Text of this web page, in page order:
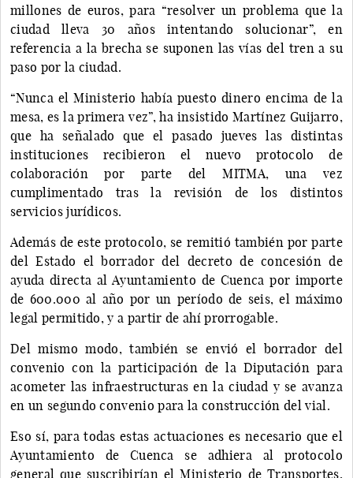
millones de euros, para “resolver un problema que la
ciudad lleva 30 años intentando solucionar”, en
referencia a la brecha se suponen las vías del tren a su
paso por la ciudad.
“Nunca el Ministerio había puesto dinero encima de la
mesa, es la primera vez”, ha insistido Martínez Guijarro,
que ha señalado que el pasado jueves las distintas
instituciones recibieron el nuevo protocolo de
colaboración por parte del MITMA, una vez
cumplimentado tras la revisión de los distintos
servicios jurídicos.
Además de este protocolo, se remitió también por parte
del Estado el borrador del decreto de concesión de
ayuda directa al Ayuntamiento de Cuenca por importe
de 600.000 al año por un período de seis, el máximo
legal permitido, y a partir de ahí prorrogable.
Del mismo modo, también se envió el borrador del
convenio con la participación de la Diputación para
acometer las infraestructuras en la ciudad y se avanza
en un segundo convenio para la construcción del vial.
Eso sí, para todas estas actuaciones es necesario que el
Ayuntamiento de Cuenca se adhiera al protocolo
general que suscribirían el Ministerio de Transportes,